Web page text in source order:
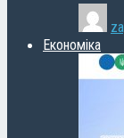
Економіка